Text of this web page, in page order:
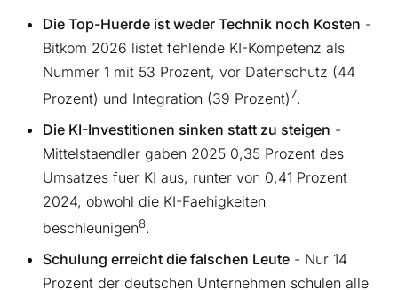
Die Top-Huerde ist weder Technik noch Kosten -
Bitkom 2026 listet fehlende KI-Kompetenz als
Nummer 1 mit 53 Prozent, vor Datenschutz (44
Prozent) und Integration (39 Prozent)7.
Die KI-Investitionen sinken statt zu steigen -
Mittelstaendler gaben 2025 0,35 Prozent des
Umsatzes fuer KI aus, runter von 0,41 Prozent
2024, obwohl die KI-Faehigkeiten
beschleunigen8.
Schulung erreicht die falschen Leute - Nur 14
Prozent der deutschen Unternehmen schulen alle